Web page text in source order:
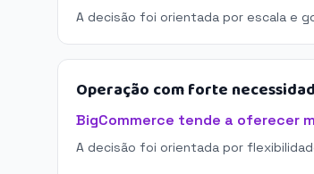
A decisão foi orientada por escala e
Operação com forte
BigCommerce tende a oferecer
A decisão foi orientada por